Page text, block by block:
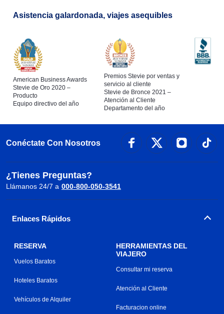
Asistencia galardonada, viajes asequibles
American Business Awards
Stevie de Oro 2020 –
Producto
Equipo directivo del año
Premios Stevie por ventas y
servicio al cliente
Stevie de Bronce 2021 –
Atención al Cliente
Departamento del año
Conéctate Con Nosotros
¿Tienes Preguntas?
Llámanos 24/7 a 000-800-050-3541
Enlaces Rápidos
RESERVA
Vuelos Baratos
Hoteles Baratos
Vehículos de Alquiler
HERRAMIENTAS DEL
VIAJERO
Consultar mi reserva
Atención al Cliente
Facturacion online